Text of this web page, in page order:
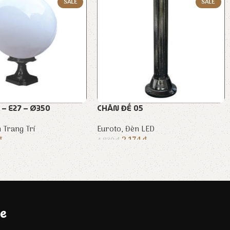
E27 – Ø350
Trang Trí
CHÂN ĐẾ 05
Euroto,Đèn LED
4.830₫ 2.174₫